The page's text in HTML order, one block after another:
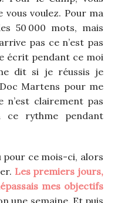
vous voulez. Pour ma
50 000 mots, mais
pas ce n’est pas
écrit pendant ce moi
dit si je réussis je
Martens pour me
n’est clairement pas
ce rythme pendant
pour ce mois-ci, alors
Les premiers jours,
mes objectifs